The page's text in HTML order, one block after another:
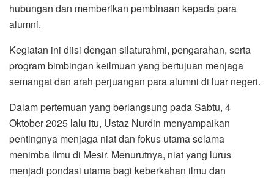
hubungan dan memberikan pembinaan kepada para
alumni.
Kegiatan ini diisi dengan silaturahmi, pengarahan, serta
program bimbingan keilmuan yang bertujuan menjaga
semangat dan arah perjuangan para alumni di luar negeri.
Dalam pertemuan yang berlangsung pada Sabtu, 4
Oktober 2025 lalu itu, Ustaz Nurdin menyampaikan
pentingnya menjaga niat dan fokus utama selama
menimba ilmu di Mesir. Menurutnya, niat yang lurus
menjadi pondasi utama bagi keberkahan ilmu dan